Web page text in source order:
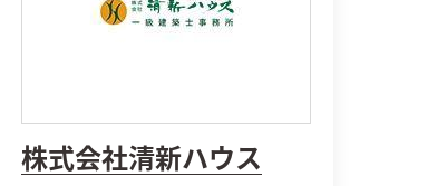
株式会社清新ハウス